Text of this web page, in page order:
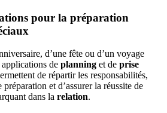
pour la préparation
d’une fête ou d’un voyage
de planning et de prise
de répartir les responsabilités,
préparation et d’assurer la réussite de
dans la relation.